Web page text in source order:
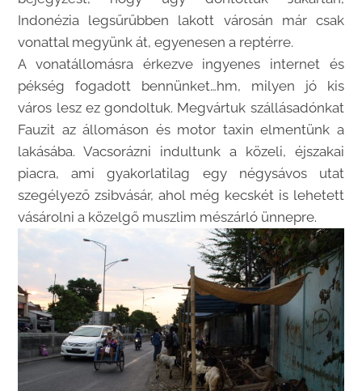
Indonézia legsűrűbben lakott városán már csak
vonattal megyünk át, egyenesen a reptérre.
A vonatállomásra érkezve ingyenes internet és
pékség fogadott bennünket…hm, milyen jó kis
város lesz ez gondoltuk. Megvártuk szállásadónkat
Fauzit az állomáson és motor taxin elmentünk a
lakásába. Vacsorázni indultunk a közeli, éjszakai
piacra, ami gyakorlatilag egy négysávos utat
szegélyező zsibvásár, ahol még kecskét is lehetett
vásárolni a közelgő muszlim mészárló ünnepre.